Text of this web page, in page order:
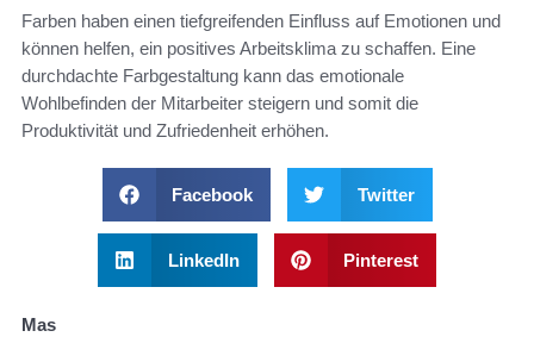
Farben haben einen tiefgreifenden Einfluss auf Emotionen und
können helfen, ein positives Arbeitsklima zu schaffen. Eine
durchdachte Farbgestaltung kann das emotionale
Wohlbefinden der Mitarbeiter steigern und somit die
Produktivität und Zufriedenheit erhöhen.
Facebook Twitter
LinkedIn Pinterest
Mas